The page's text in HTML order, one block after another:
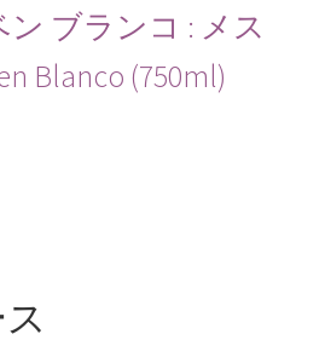
ブランコ : メス
Blanco (750ml)